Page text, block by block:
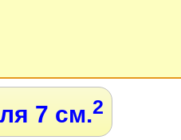
7 см.2